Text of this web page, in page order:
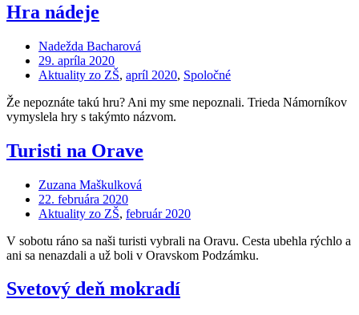
Hra nádeje
Nadežda Bacharová
29. apríla 2020
Aktuality zo ZŠ, apríl 2020, Spoločné
Že nepoznáte takú hru? Ani my sme nepoznali. Trieda Námorníkov
vymyslela hry s takýmto názvom.
Turisti na Orave
Zuzana Maškulková
22. februára 2020
Aktuality zo ZŠ, február 2020
V sobotu ráno sa naši turisti vybrali na Oravu. Cesta ubehla rýchlo a
ani sa nenazdali a už boli v Oravskom Podzámku.
Svetový deň mokradí